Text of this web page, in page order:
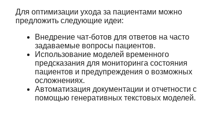
Для оптимизации ухода за пациентами можно
предложить следующие идеи:
Внедрение чат-ботов для ответов на часто
задаваемые вопросы пациентов.
Использование моделей временного
предсказания для мониторинга состояния
пациентов и предупреждения о возможных
осложнениях.
Автоматизация документации и отчетности с
помощью генеративных текстовых моделей.